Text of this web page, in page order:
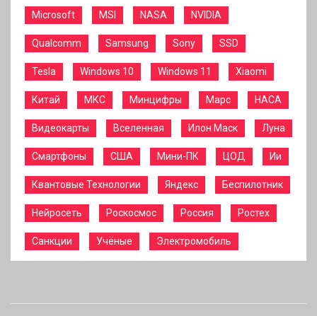
Microsoft MSI NASA NVIDIA
Qualcomm Samsung Sony SSD
Tesla Windows 10 Windows 11 Xiaomi
Китай МКС Минцифры Марс НАСА
Видеокарты Вселенная Илон Маск Луна
Смартфоны США Мини-ПК ЦОД Ии
Квантовые Технологии Яндекс Беспилотник
Нейросеть Роскосмос Россия Ростех
Санкции Учёные Электромобиль